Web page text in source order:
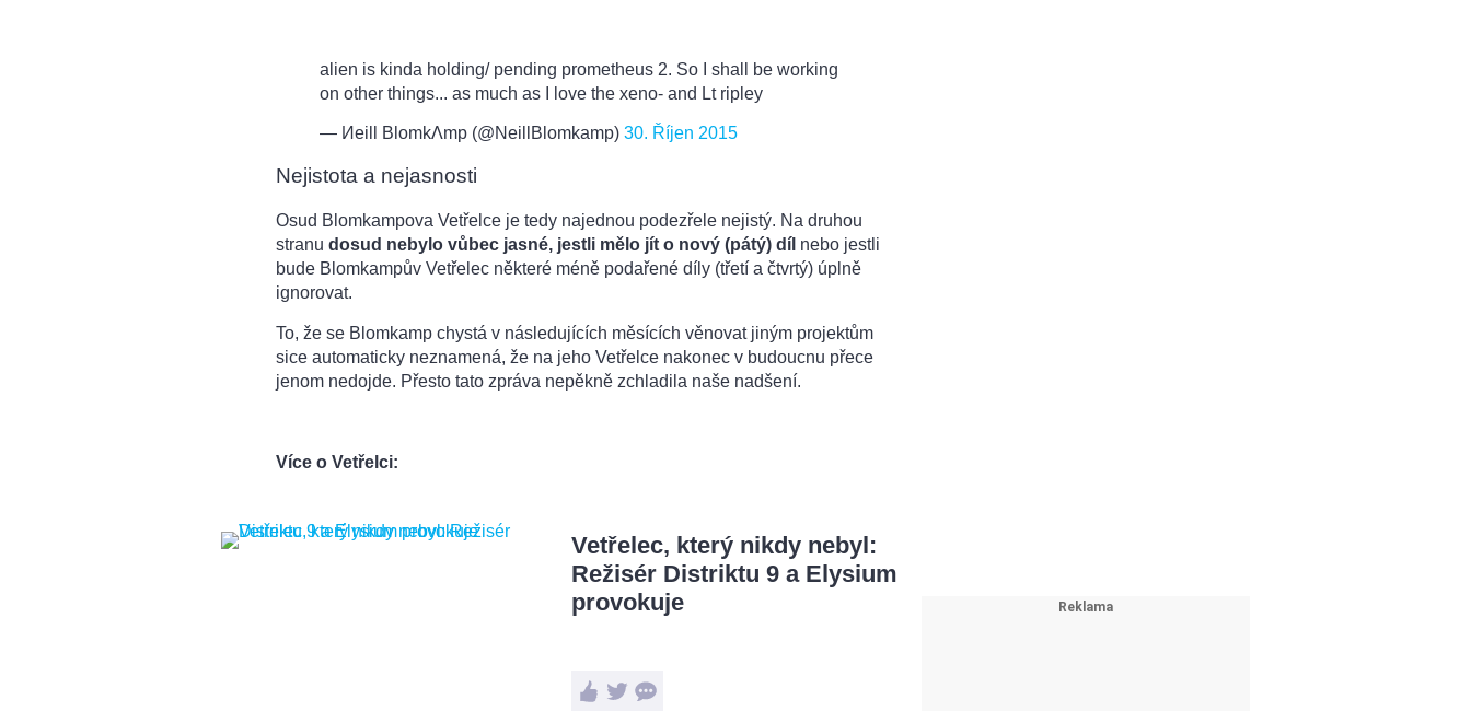
alien is kinda holding/ pending prometheus 2. So I shall be working
on other things... as much as I love the xeno- and Lt ripley
— Иeill BlomkΛmp (@NeillBlomkamp) 30. Říjen 2015
Nejistota a nejasnosti
Osud Blomkampova Vetřelce je tedy najednou podezřele nejistý. Na druhou
stranu dosud nebylo vůbec jasné, jestli mělo jít o nový (pátý) díl nebo jestli
bude Blomkampův Vetřelec některé méně podařené díly (třetí a čtvrtý) úplně
ignorovat.
To, že se Blomkamp chystá v následujících měsících věnovat jiným projektům
sice automaticky neznamená, že na jeho Vetřelce nakonec v budoucnu přece
jenom nedojde. Přesto tato zpráva nepěkně zchladila naše nadšení.
Více o Vetřelci:
Vetřelec, který nikdy nebyl:
Režisér Distriktu 9 a Elysium
provokuje